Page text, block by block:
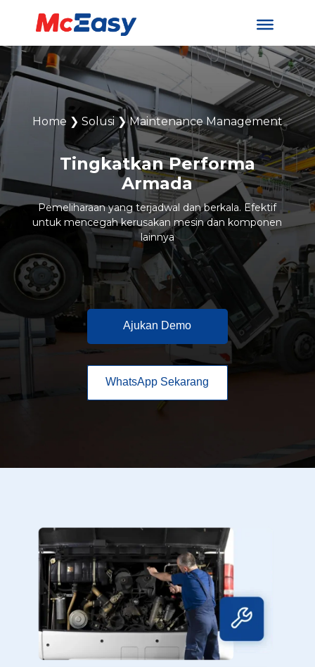
Home ❯ Solusi❯Maintenance Management
Tingkatkan Performa
Armada
Pemeliharaan yang terjadwal dan berkala. Efektif
untuk mencegah kerusakan mesin dan komponen
lainnya
Ajukan Demo
WhatsApp Sekarang